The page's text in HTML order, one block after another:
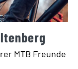
MTB Freunde